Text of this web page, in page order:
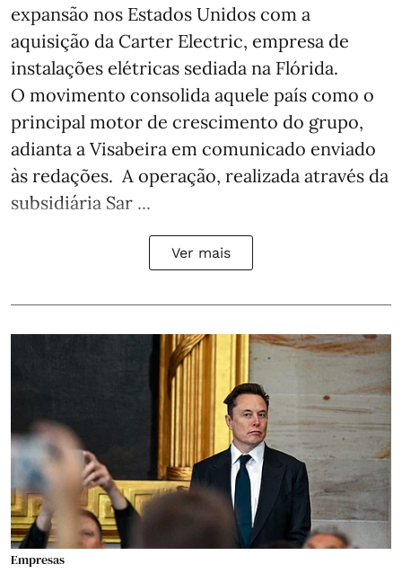
expansão nos Estados Unidos com a
aquisição da Carter Electric, empresa de
instalações elétricas sediada na Flórida.
O movimento consolida aquele país como o
principal motor de crescimento do grupo,
adianta a Visabeira em comunicado enviado
às redações. A operação, realizada através da
subsidiária Sar ...
Ver mais
Empresas